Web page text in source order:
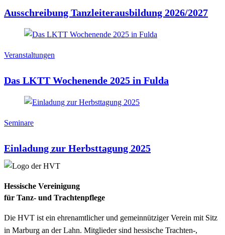
Ausschreibung Tanzleiterausbildung 2026/2027
Veranstaltungen
Das LKTT Wochenende 2025 in Fulda
Seminare
Einladung zur Herbsttagung 2025
Hessische Vereinigung
für Tanz- und Trachtenpflege
Die HVT ist ein ehrenamtlicher und gemeinnütziger Verein mit Sitz
in Marburg an der Lahn. Mitglieder sind hessische Trachten-,